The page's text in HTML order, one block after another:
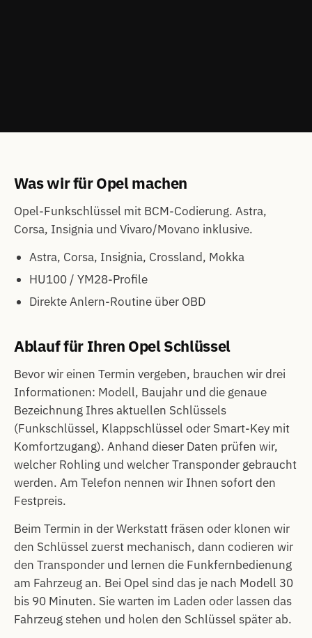
Was wir für Opel machen
Opel-Funkschlüssel mit BCM-Codierung. Astra,
Corsa, Insignia und Vivaro/Movano inklusive.
Astra, Corsa, Insignia, Crossland, Mokka
HU100 / YM28-Profile
Direkte Anlern-Routine über OBD
Ablauf für Ihren Opel Schlüssel
Bevor wir einen Termin vergeben, brauchen wir drei
Informationen: Modell, Baujahr und die genaue
Bezeichnung Ihres aktuellen Schlüssels
(Funkschlüssel, Klappschlüssel oder Smart-Key mit
Komfortzugang). Anhand dieser Daten prüfen wir,
welcher Rohling und welcher Transponder gebraucht
werden. Am Telefon nennen wir Ihnen sofort den
Festpreis.
Beim Termin in der Werkstatt fräsen oder klonen wir
den Schlüssel zuerst mechanisch, dann codieren wir
den Transponder und lernen die Funkfernbedienung
am Fahrzeug an. Bei Opel sind das je nach Modell 30
bis 90 Minuten. Sie warten im Laden oder lassen das
Fahrzeug stehen und holen den Schlüssel später ab.